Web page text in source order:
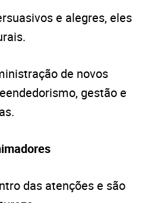
e alegres, eles
de novos
gestão e
das atenções e são